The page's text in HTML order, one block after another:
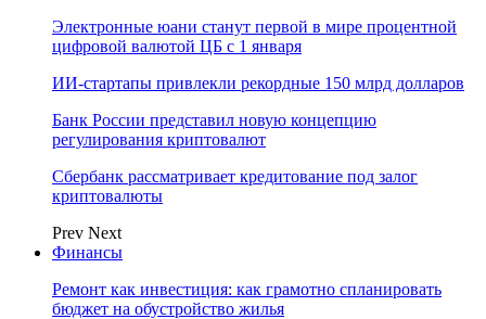
Электронные юани станут первой в мире процентной
цифровой валютой ЦБ с 1 января
ИИ-стартапы привлекли рекордные 150 млрд долларов
Банк России представил новую концепцию
регулирования криптовалют
Сбербанк рассматривает кредитование под залог
криптовалюты
Prev Next
Финансы
Ремонт как инвестиция: как грамотно спланировать
бюджет на обустройство жилья